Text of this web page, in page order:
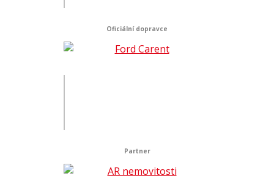
Oficiální dopravce
Partner